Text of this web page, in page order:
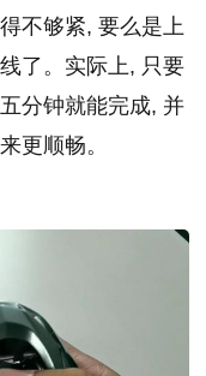
不够紧, 要么是上
了。实际上, 只要
分钟就能完成, 并
更顺畅。